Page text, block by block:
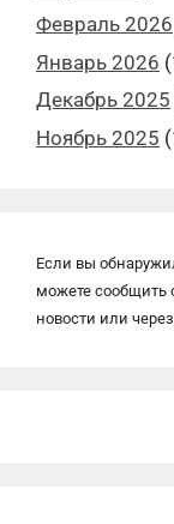
Февраль 2026
Январь 2026
Декабрь 2025
Ноябрь 2025
Если вы
можете сообщить
новости или через